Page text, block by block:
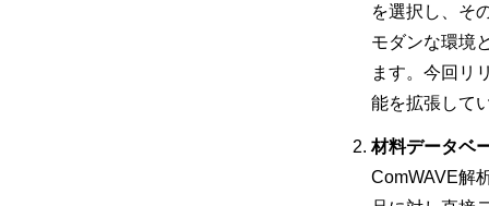
を選択し、そ
モダンな環境
ます。今回リ
能を拡張して
材料データベ
ComWAVE解